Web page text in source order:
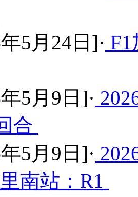
5月24日]·
5月9日]·
合
5月9日]·
南站：R1